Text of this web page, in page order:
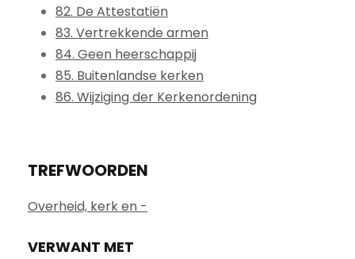
82. De Attestatiën
83. Vertrekkende armen
84. Geen heerschappij
85. Buitenlandse kerken
86. Wijziging der Kerkenordening
TREFWOORDEN
Overheid, kerk en -
VERWANT MET